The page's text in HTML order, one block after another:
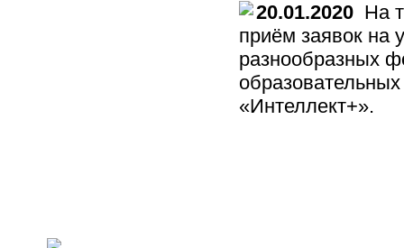
20.01.2020 На
приём заявок на
разнообразных
«Интеллект+».